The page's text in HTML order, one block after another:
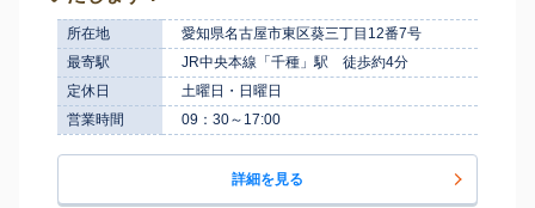
所在地
愛知県名古屋市東区葵三丁目12番7号
最寄駅
JR中央本線「千種」駅 徒歩約4分
定休日
土曜日・日曜日
営業時間
09：30～17:00
詳細を見る